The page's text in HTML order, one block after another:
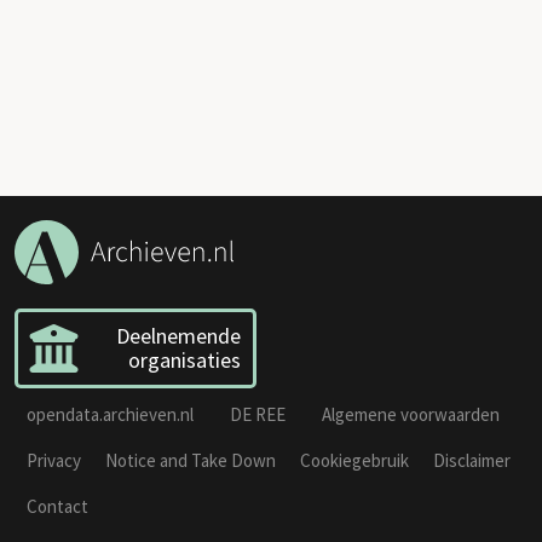
Deelnemende
organisaties
opendata.archieven.nl DE REE
Algemene voorwaarden
Privacy
Notice and Take Down Cookiegebruik
Disclaimer
Contact